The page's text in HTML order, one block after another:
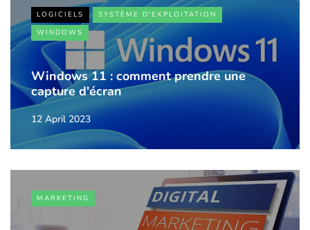
LOGICIELS
SYSTÈME D'EXPLOITATION
WINDOWS
Windows 11 : comment prendre une
capture d'écran
12 April 2023
MARKETING